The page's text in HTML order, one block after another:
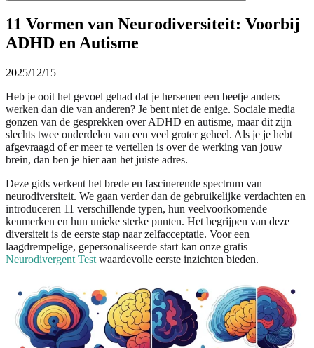
11 Vormen van Neurodiversiteit: Voorbij
ADHD en Autisme
2025/12/15
Heb je ooit het gevoel gehad dat je hersenen een beetje anders
werken dan die van anderen? Je bent niet de enige. Sociale media
gonzen van de gesprekken over ADHD en autisme, maar dit zijn
slechts twee onderdelen van een veel groter geheel. Als je je hebt
afgevraagd of er meer te vertellen is over de werking van jouw
brein, dan ben je hier aan het juiste adres.
Deze gids verkent het brede en fascinerende spectrum van
neurodiversiteit. We gaan verder dan de gebruikelijke verdachten en
introduceren 11 verschillende typen, hun veelvoorkomende
kenmerken en hun unieke sterke punten. Het begrijpen van deze
diversiteit is de eerste stap naar zelfacceptatie. Voor een
laagdrempelige, gepersonaliseerde start kan onze gratis
Neurodivergent Test waardevolle eerste inzichten bieden.